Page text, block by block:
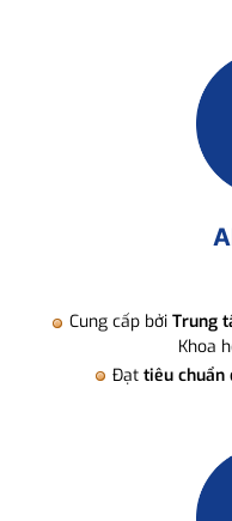
Cung cấp bởi Trung
Khoa
Đạt tiêu chuẩn